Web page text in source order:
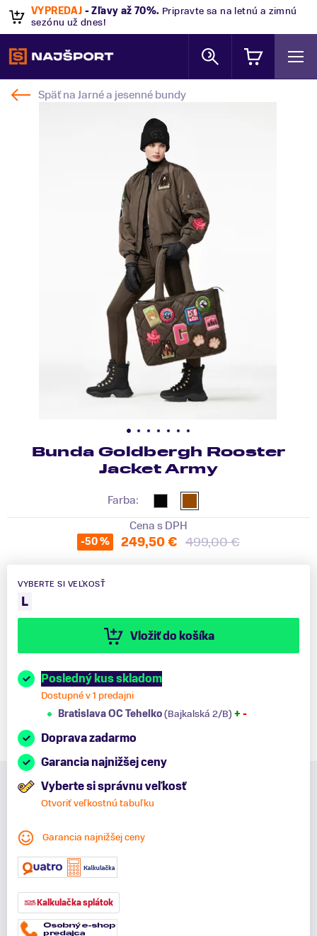
VÝPREDAJ - Zľavy až 70%. Pripravte sa na letnú a zimnú
sezónu už dnes!
Späť naJarné a jesenné bundy
Bunda Goldbergh Rooster
Jacket Army
Farba:
Cena s DPH
-50 % 249,50 € 499,00 €
VYBERTE SI VEĽKOSŤ
L
Vložiť do košíka
Posledný kus skladom
Dostupné v 1 predajni
Bratislava OC Tehelko(Bajkalská 2/B) + -
Doprava zadarmo
Garancia najnižšej ceny
Vyberte si správnu veľkosť
Otvoriť veľkostnú tabuľku
Garancia najnižšej ceny
Kalkulačka splátok